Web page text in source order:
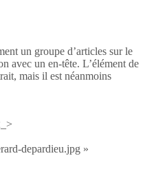
un groupe d’articles sur le
avec un en-tête. L’élément de
mais il est néanmoins
depardieu.jpg »